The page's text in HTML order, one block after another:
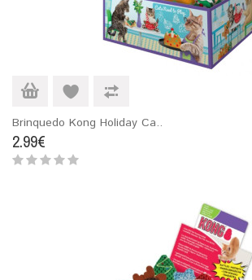
Brinquedo Kong Holiday Ca..
2.99€